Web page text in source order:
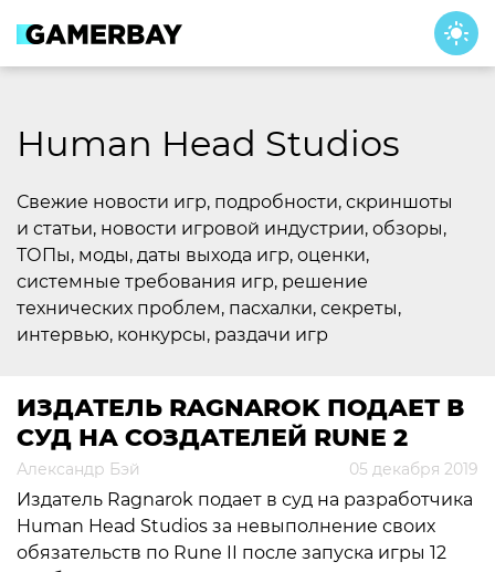
content
Human Head Studios
Свежие новости игр, подробности, скриншоты
и статьи, новости игровой индустрии, обзоры,
ТОПы, моды, даты выхода игр, оценки,
системные требования игр, решение
технических проблем, пасхалки, секреты,
интервью, конкурсы, раздачи игр
ИЗДАТЕЛЬ RAGNAROK ПОДАЕТ В
СУД НА СОЗДАТЕЛЕЙ RUNE 2
Александр Бэй 05 декабря 2019
Издатель Ragnarok подает в суд на разработчика
Human Head Studios за невыполнение своих
обязательств по Rune II после запуска игры 12